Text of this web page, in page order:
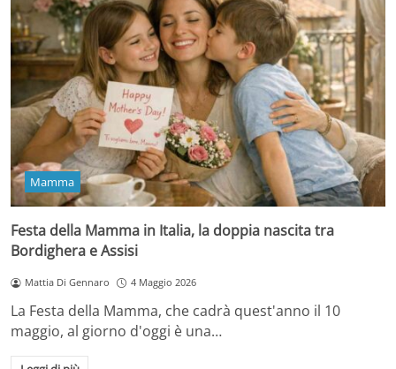
Mamma
Festa della Mamma in Italia, la doppia nascita tra
Bordighera e Assisi
Mattia Di Gennaro 4 Maggio 2026
La Festa della Mamma, che cadrà quest'anno il 10
maggio, al giorno d'oggi è una…